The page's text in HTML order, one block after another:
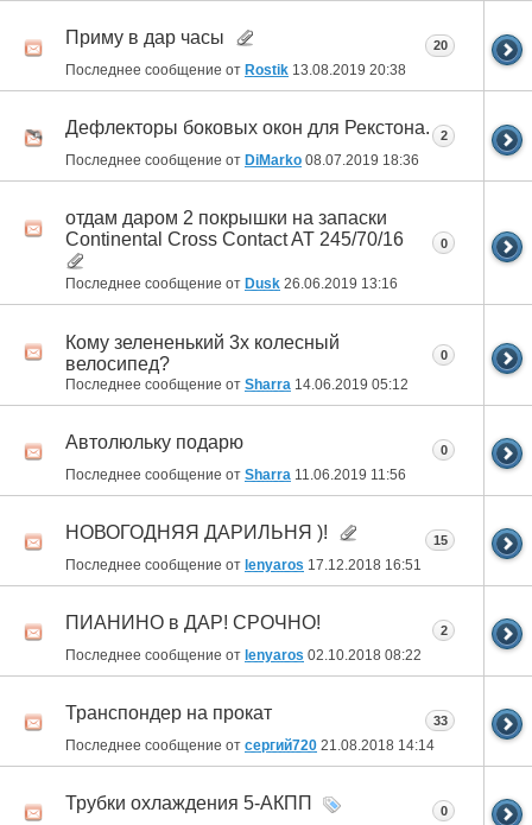
Приму в дар часы
Последнее сообщение от Rostik 13.08.2019 20:38
20
Дефлекторы боковых окон для Рекстона.
Последнее сообщение от DiMarko 08.07.2019 18:36
2
отдам даром 2 покрышки на запаски
Continental Cross Contact AT 245/70/16
Последнее сообщение от Dusk 26.06.2019 13:16
0
Кому зелененький 3х колесный
велосипед?
Последнее сообщение от Sharra 14.06.2019 05:12
0
Автолюльку подарю
Последнее сообщение от Sharra 11.06.2019 11:56
0
НОВОГОДНЯЯ ДАРИЛЬНЯ )!
Последнее сообщение от lenyaros 17.12.2018 16:51
15
ПИАНИНО в ДАР! СРОЧНО!
Последнее сообщение от lenyaros 02.10.2018 08:22
2
Транспондер на прокат
Последнее сообщение от сергий720 21.08.2018 14:14
33
Трубки охлаждения 5-АКПП 0